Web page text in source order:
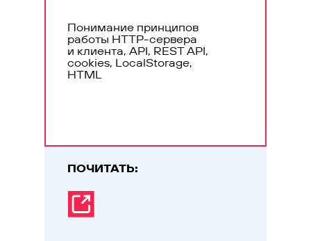
Понимание принципов
работы HTTP-сервера
и клиента, API, REST API,
cookies, LocalStorage,
HTML
ПОЧИТАТЬ: